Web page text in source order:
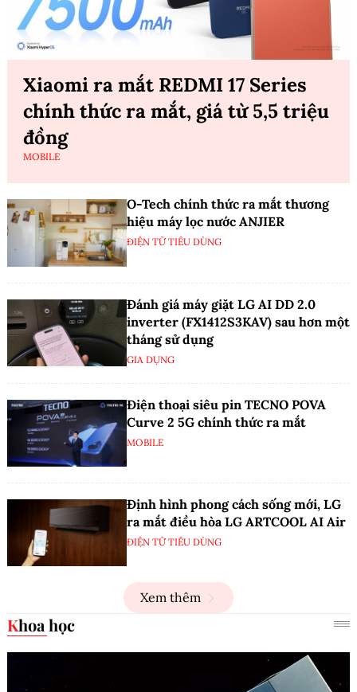
Xiaomi ra mắt REDMI 17 Series
chính thức ra mắt, giá từ 5,5 triệu
đồng
MOBILE
O-Tech chính thức ra mắt thương
hiệu máy lọc nước ANJIER
ĐIỆN TỬ TIÊU DÙNG
Đánh giá máy giặt LG AI DD 2.0
inverter (FX1412S3KAV) sau hơn một
tháng sử dụng
GIA DỤNG
Điện thoại siêu pin TECNO POVA
Curve 2 5G chính thức ra mắt
MOBILE
Định hình phong cách sống mới, LG
ra mắt điều hòa LG ARTCOOL AI Air
ĐIỆN TỬ TIÊU DÙNG
Xem thêm
Khoa học